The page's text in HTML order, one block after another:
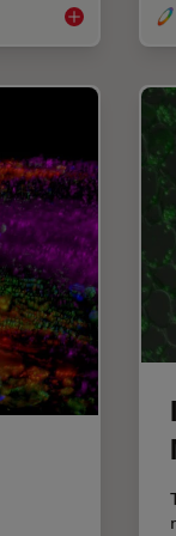
Multicolor